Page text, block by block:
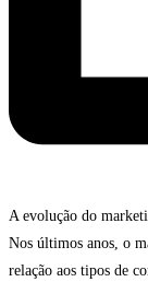
A evolução do
Nos últimos anos, o
relação aos tipos de